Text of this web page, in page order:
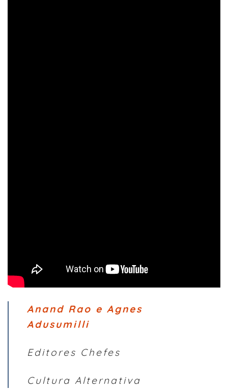
Anand Rao e Agnes
Adusumilli
Editores Chefes
Cultura Alternativa